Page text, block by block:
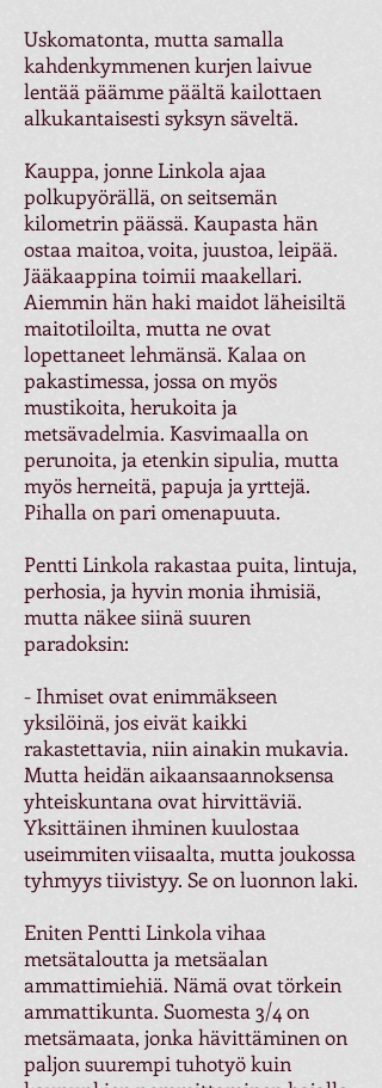
Uskomatonta, mutta samalla
kahdenkymmenen kurjen laivue
lentää päämme päältä kailottaen
alkukantaisesti syksyn säveltä.
Kauppa, jonne Linkola ajaa
polkupyörällä, on seitsemän
kilometrin päässä. Kaupasta hän
ostaa maitoa, voita, juustoa, leipää.
Jääkaappina toimii maakellari.
Aiemmin hän haki maidot läheisiltä
maitotiloilta, mutta ne ovat
lopettaneet lehmänsä. Kalaa on
pakastimessa, jossa on myös
mustikoita, herukoita ja
metsävadelmia. Kasvimaalla on
perunoita, ja etenkin sipulia, mutta
myös herneitä, papuja ja yrttejä.
Pihalla on pari omenapuuta.
Pentti Linkola rakastaa puita, lintuja,
perhosia, ja hyvin monia ihmisiä,
mutta näkee siinä suuren
paradoksin:
- Ihmiset ovat enimmäkseen
yksilöinä, jos eivät kaikki
rakastettavia, niin ainakin mukavia.
Mutta heidän aikaansaannoksensa
yhteiskuntana ovat hirvittäviä.
Yksittäinen ihminen kuulostaa
useimmiten viisaalta, mutta joukossa
tyhmyys tiivistyy. Se on luonnon laki.
Eniten Pentti Linkola vihaa
metsätaloutta ja metsäalan
ammattimiehiä. Nämä ovat törkein
ammattikunta. Suomesta 3/4 on
metsämaata, jonka hävittäminen on
paljon suurempi tuhotyö kuin